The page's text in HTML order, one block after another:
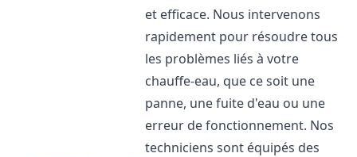
et efficace. Nous intervenons
rapidement pour résoudre tous
les problèmes liés à votre
chauffe-eau, que ce soit une
panne, une fuite d'eau ou une
erreur de fonctionnement. Nos
techniciens sont équipés des